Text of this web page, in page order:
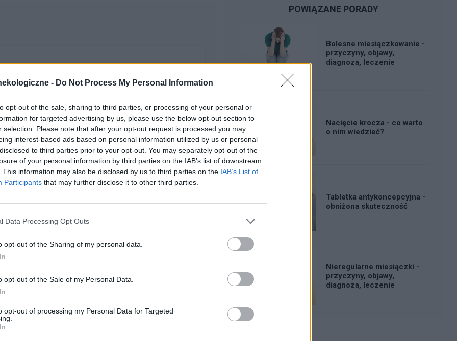
- Do Not Process My Personal Information
opt-out of the sale, sharing to third parties, or processing of your personal or
for targeted advertising by us, please use the below opt-out section to
selection. Please note that after your opt-out request is processed you may
interest-based ads based on personal information utilized by us or personal
to third parties prior to your opt-out. You may separately opt-out of the
of your personal information by third parties on the IAB’s list of downstream
This information may also be disclosed by us to third parties on the IAB’s List of
Participants that may further disclose it to other third parties.
Data Processing Opt Outs
opt-out of the Sharing of my personal data.
opt-out of the Sale of my Personal Data.
opt-out of processing my Personal Data for Targeted
myślę że to macica nie mogę utrzymać moczu czy
doxycycline i w tym samym miesiącu dostalam
furaginum i witaminę c , nie dostałam okresu od 10
0,2 a na wizycie u ginekologa usłyszałam tylko że
cieniutkie .moje pytanie czy okres powinien przyjść w
?
córki (18lat) wykryto brak narządów płciowych i
plastyka namiary godnego polecenia nie za
krostki na pochwie szczególnie po goleniu nie
POWIĄZANE PORADY
Bolesne miesiączkowanie -
przyczyny, objawy,
diagnoza, leczenie
Nacięcie krocza - co warto
o nim wiedzieć?
Tabletka antykoncepcyjna -
obniżona skuteczność
Nieregularne miesiączki -
przyczyny, objawy,
diagnoza, leczenie